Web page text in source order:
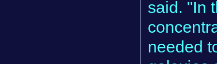
said. "In
needed